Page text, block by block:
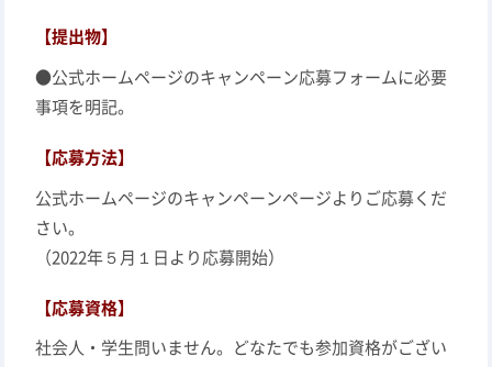
【提出物】
●公式ホームページのキャンペーン応募フォームに必要
事項を明記。
【応募方法】
公式ホームページのキャンペーンページよりご応募くだ
さい。
（2022年５月１日より応募開始）
【応募資格】
社会人・学生問いません。どなたでも参加資格がござい